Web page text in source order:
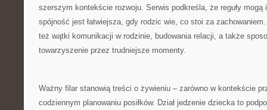
szerszym kontekście rozwoju. Serwis podkreśla, że reguły
spójność jest łatwiejsza, gdy rodzic wie, co stoi za
też wątki komunikacji w rodzinie, budowania relacji, a także
towarzyszenie przez trudniejsze momenty.
Ważny filar stanowią treści o żywieniu – zarówno w kontekście
codziennym planowaniu posiłków. Dział jedzenie dziecka to